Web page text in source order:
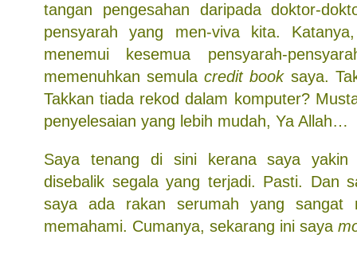
tangan pengesahan daripada doktor-
pensyarah yang men-viva kita.
menemui kesemua pensyarah-
memenuhkan semulacredit booksaya.
Takkan tiada rekod dalam komputer?
penyelesaian yang lebih mudah, Ya Allah…
Saya tenang di sini kerana saya yakin
disebalik segala yang terjadi. Pasti. Dan
saya ada rakan serumah yang sangat
memahami. Cumanya, sekarang ini saya